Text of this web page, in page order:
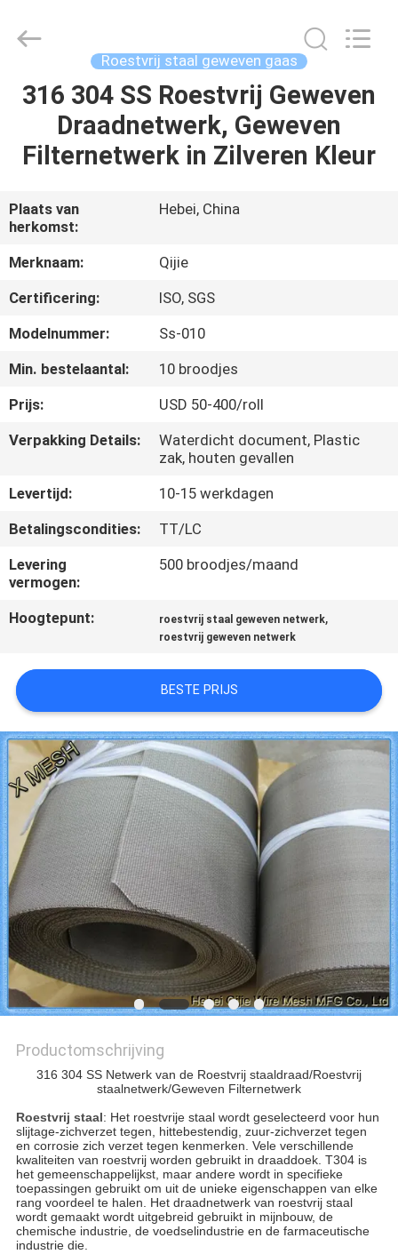
HUIS
PRODUCTEN
ONGEVEER
ONS
FABRIEKSREIS
CONTACTEER
ONS
VERZOEK
OM EEN
CITAAT
SITEMAP
PRIVACY
POLICY
Reserved.
Roestvrij staal geweven gaas
316 304 SS Roestvrij Geweven
Draadnetwerk, Geweven
Filternetwerk in Zilveren Kleur
Plaats van
herkomst:
Hebei, China
Merknaam:
Qijie
Certificering:
ISO, SGS
Modelnummer:
Ss-010
Min. bestelaantal:
10 broodjes
Prijs:
USD 50-400/roll
Verpakking Details:
Waterdicht document, Plastic
zak, houten gevallen
Levertijd:
10-15 werkdagen
Betalingscondities:
TT/LC
Levering
vermogen:
500 broodjes/maand
Hoogtepunt: roestvrij staal geweven netwerk,
roestvrij geweven netwerk
BESTE PRIJS
Productomschrijving
316 304 SS Netwerk van de Roestvrij staaldraad/Roestvrij
staalnetwerk/Geweven Filternetwerk
Roestvrij staal: Het roestvrije staal wordt geselecteerd voor hun
slijtage-zichverzet tegen, hittebestendig, zuur-zichverzet tegen
en corrosie zich verzet tegen kenmerken. Vele verschillende
kwaliteiten van roestvrij worden gebruikt in draaddoek. T304 is
het gemeenschappelijkst, maar andere wordt in specifieke
toepassingen gebruikt om uit de unieke eigenschappen van elke
rang voordeel te halen. Het draadnetwerk van roestvrij staal
wordt gemaakt wordt uitgebreid gebruikt in mijnbouw, de
chemische industrie, de voedselindustrie en de farmaceutische
industrie die.